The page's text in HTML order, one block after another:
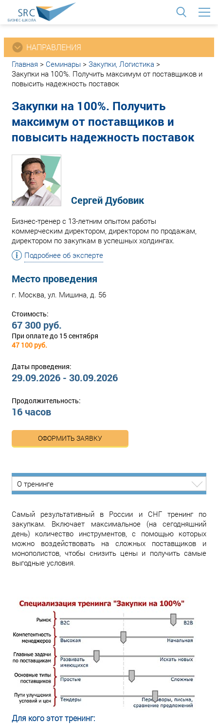
НАПРАВЛЕНИЯ
Главная > Семинары > Закупки, Логистика >
Закупки на 100%. Получить максимум от поставщиков и
повысить надежность поставок
Закупки на 100%. Получить
максимум от поставщиков и
повысить надежность поставок
Сергей Дубовик
Бизнес-тренер с 13-летним опытом работы
коммерческим директором, директором по продажам,
директором по закупкам в успешных холдингах.
Подробнее об эксперте
Место проведения
г. Москва, ул. Мишина, д. 56
Стоимость:
67 300 руб.
При оплате до 15 сентября
47 100 руб.
Даты проведения:
29.09.2026 - 30.09.2026
Продолжительность:
16 часов
ОФОРМИТЬ ЗАЯВКУ
О тренинге
Самый результативный в России и СНГ тренинг по
закупкам. Включает максимальное (на сегодняшний
день) количество инструментов, с помощью которых
можно воздействовать на сложных поставщиков и
монополистов, чтобы снизить цены и получить самые
выгодные условия.
Для кого этот тренинг: